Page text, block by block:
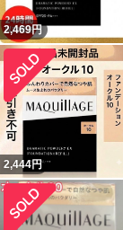
2,469円
2,444円